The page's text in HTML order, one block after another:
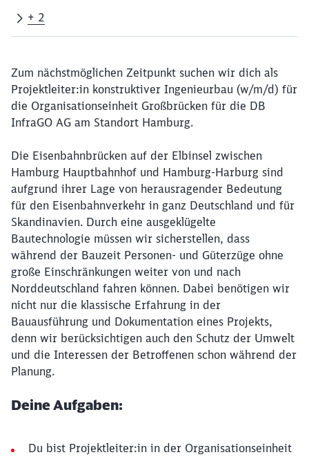
+ 2
Zum nächstmöglichen Zeitpunkt suchen wir dich als
Projektleiter:in konstruktiver Ingenieurbau (w/m/d) für
die Organisationseinheit Großbrücken für die DB
InfraGO AG am Standort Hamburg.
Die Eisenbahnbrücken auf der Elbinsel zwischen
Hamburg Hauptbahnhof und Hamburg-Harburg sind
aufgrund ihrer Lage von herausragender Bedeutung
für den Eisenbahnverkehr in ganz Deutschland und für
Skandinavien. Durch eine ausgeklügelte
Bautechnologie müssen wir sicherstellen, dass
während der Bauzeit Personen- und Güterzüge ohne
große Einschränkungen weiter von und nach
Norddeutschland fahren können. Dabei benötigen wir
nicht nur die klassische Erfahrung in der
Bauausführung und Dokumentation eines Projekts,
denn wir berücksichtigen auch den Schutz der Umwelt
und die Interessen der Betroffenen schon während der
Planung.
Deine Aufgaben:
Du bist Projektleiter:in in der Organisationseinheit